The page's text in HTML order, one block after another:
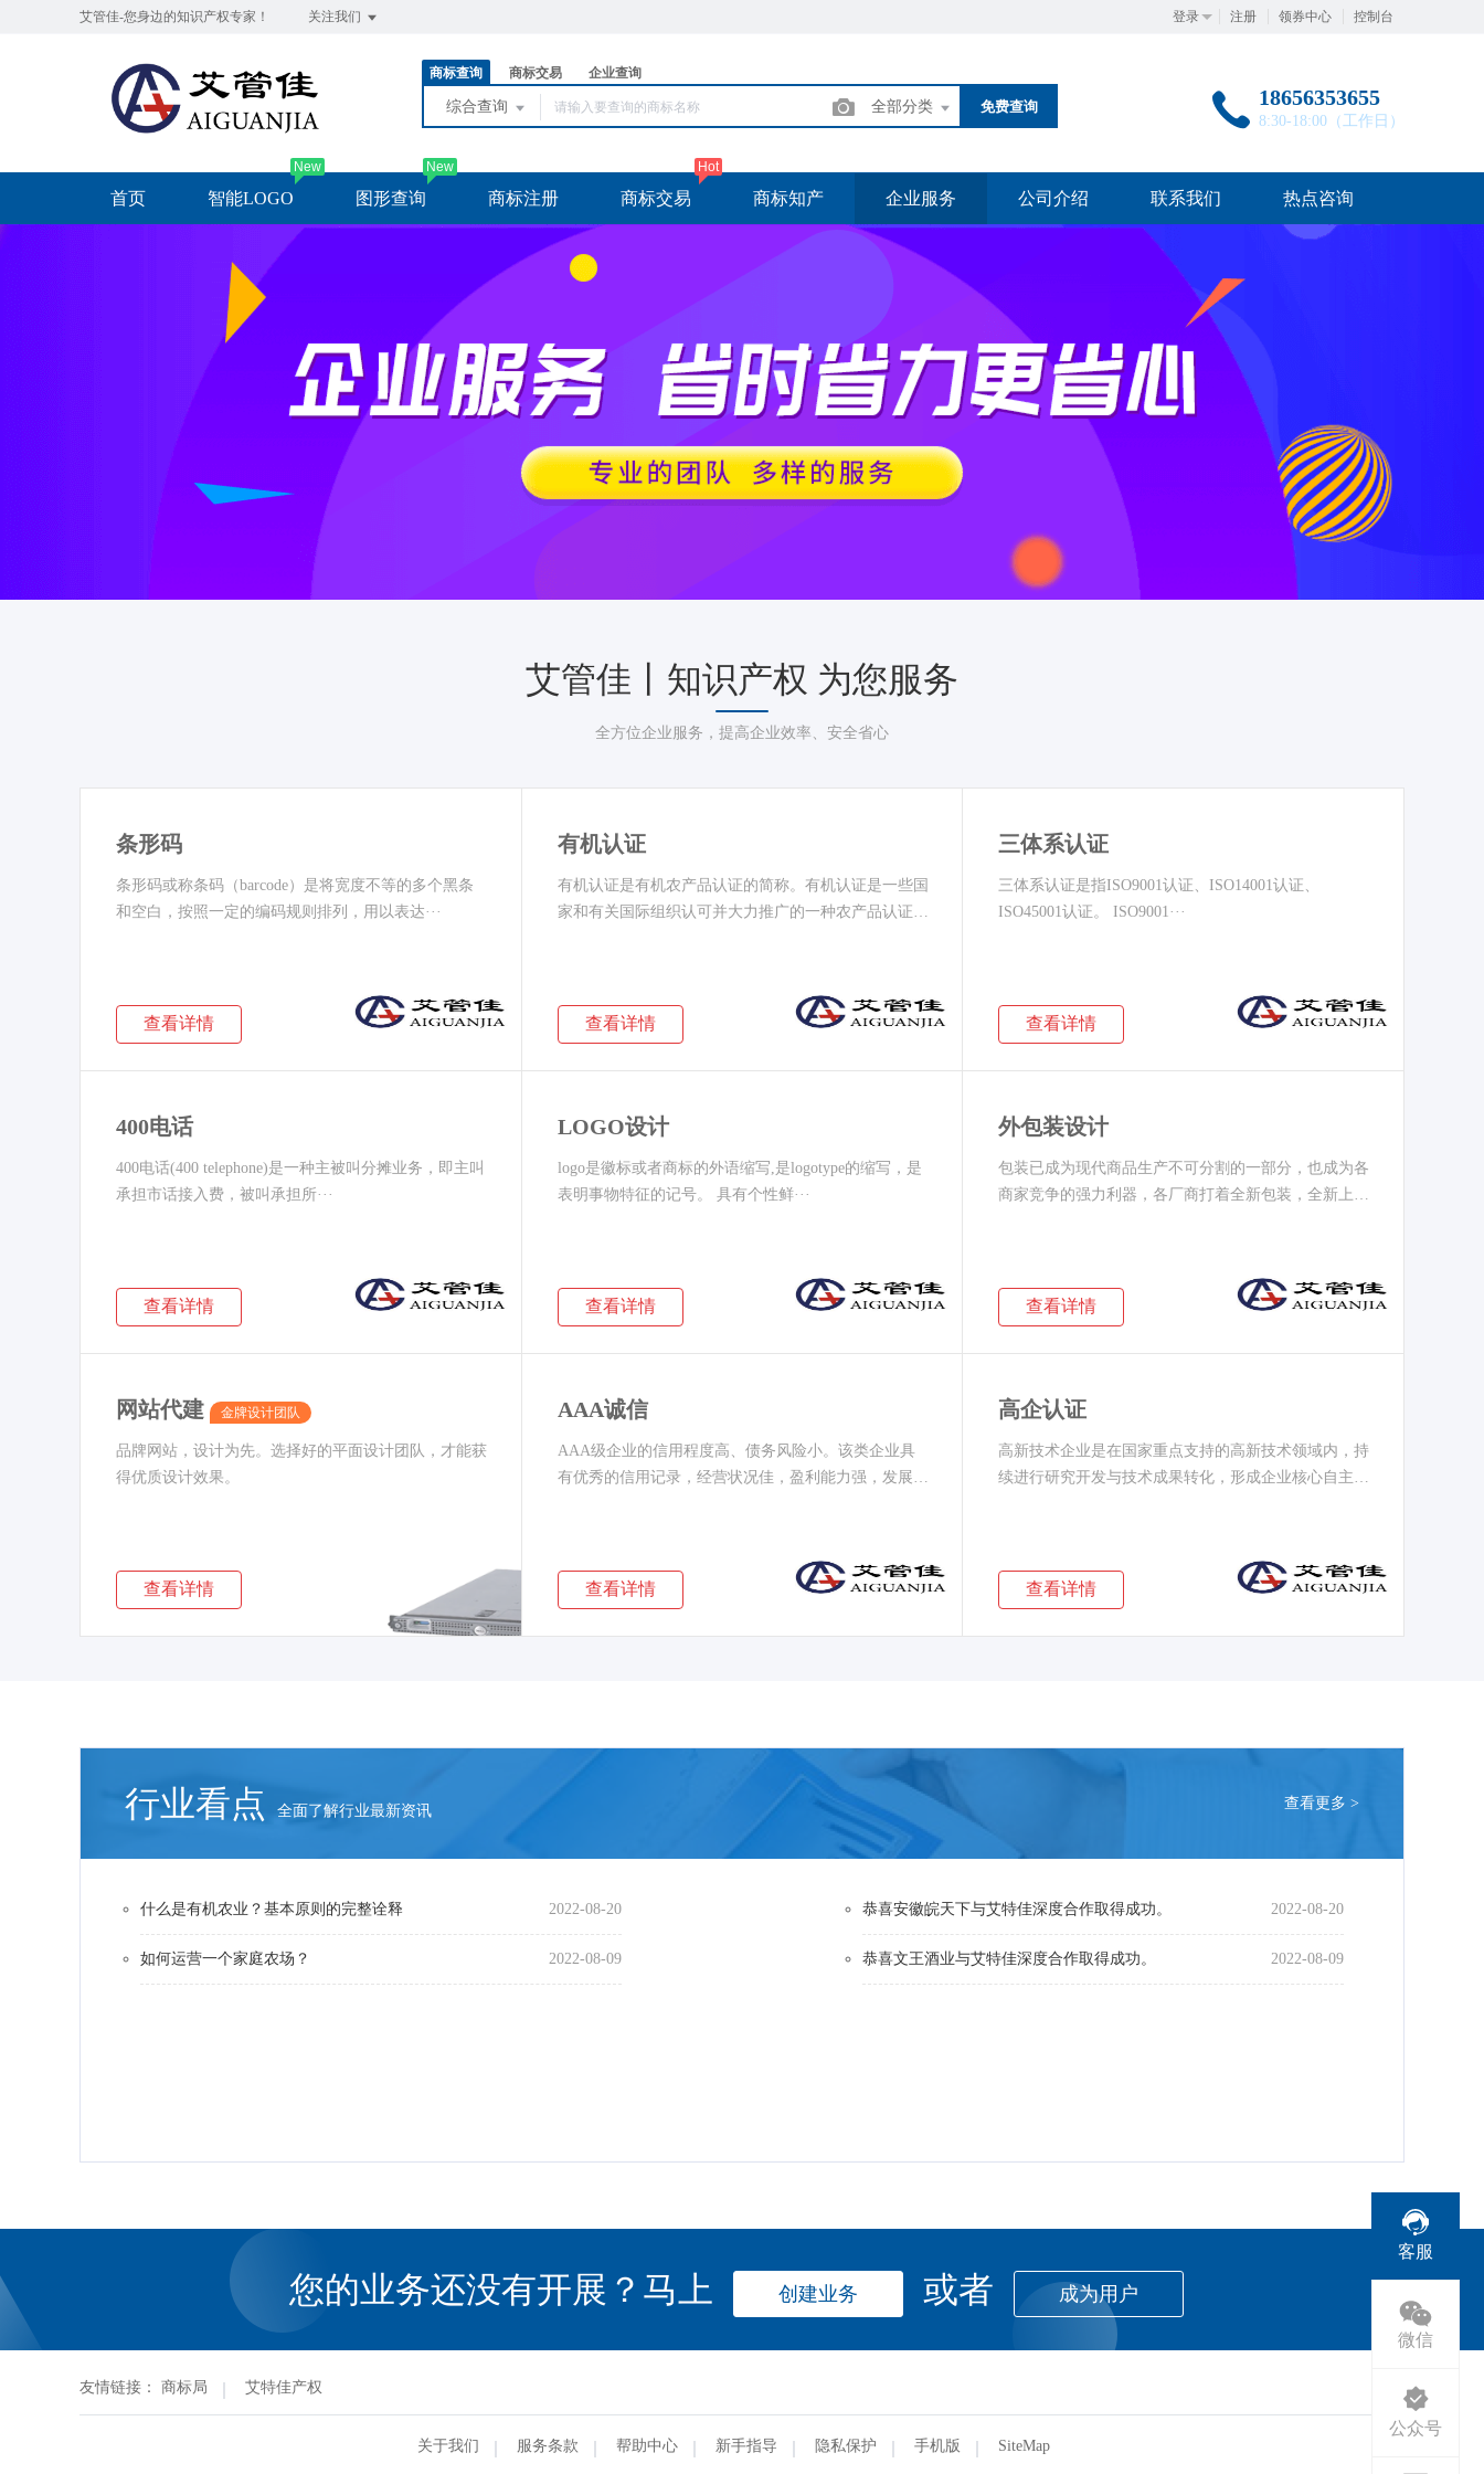
艾管佳-您身边的知识产权专家！ 关注我们 登录 注册 领券中心 控制台
商标查询 商标交易 企业查询
综合查询 全部分类 免费查询 18656353655
8:30-18:00（工作日）
首页 智能LOGO
New
图形查询
New
商标注册 商标交易
Hot
商标知产 企业服务 公司介绍 联系我们 热点咨询
艾管佳丨知识产权 为您服务
全方位企业服务，提高企业效率、安全省心
条形码
条形码或称条码（barcode）是将宽度不等的多个黑条
和空白，按照一定的编码规则排列，用以表达···
查看详情
有机认证
有机认证是有机农产品认证的简称。有机认证是一些国
家和有关国际组织认可并大力推广的一种农产品认证
查看详情
三体系认证
三体系认证是指ISO9001认证、ISO14001认证、
ISO45001认证。 ISO9001···
查看详情
400电话
400电话(400 telephone)是一种主被叫分摊业务，即主叫
承担市话接入费，被叫承担所···
查看详情
LOGO设计
logo是徽标或者商标的外语缩写,是logotype的缩写，是
表明事物特征的记号。 具有个性鲜···
查看详情
外包装设计
包装已成为现代商品生产不可分割的一部分，也成为各
商家竞争的强力利器，各厂商打着全新包装，全新上
查看详情
网站代建 金牌设计团队
品牌网站，设计为先。选择好的平面设计团队，才能获
得优质设计效果。
查看详情
AAA诚信
AAA级企业的信用程度高、债务风险小。该类企业具
有优秀的信用记录，经营状况佳，盈利能力强，发展
查看详情
高企认证
高新技术企业是在国家重点支持的高新技术领域内，持
续进行研究开发与技术成果转化，形成企业核心自主
查看详情
行业看点 全面了解行业最新资讯 查看更多 >
什么是有机农业？基本原则的完整诠释 2022-08-20 恭喜安徽皖天下与艾特佳深度合作取得成功。 2022-08-20
如何运营一个家庭农场？ 2022-08-09 恭喜文王酒业与艾特佳深度合作取得成功。 2022-08-09
您的业务还没有开展？马上 创建业务 或者 成为用户
友情链接： 商标局 艾特佳产权
关于我们 服务条款 帮助中心 新手指导 隐私保护 手机版 SiteMap
客服
微信
公众号